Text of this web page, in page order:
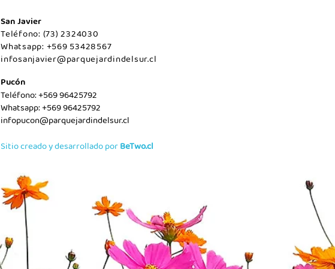
San Javier
Teléfono: (73) 2324030
Whatsapp: +569 53428567
infosanjavier@parquejardindelsur.cl
Pucón
Teléfono: +569 96425792
Whatsapp: +569 96425792
infopucon@parquejardindelsur.cl
Sitio creado y desarrollado porBeTwo.cl